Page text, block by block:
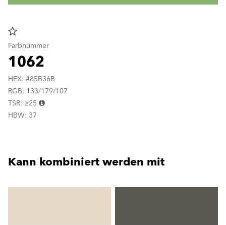
star_border
Farbnummer
1062
HEX: #85B36B
RGB: 133/179/107
TSR: ≥25
HBW: 37
Kann kombiniert werden mit